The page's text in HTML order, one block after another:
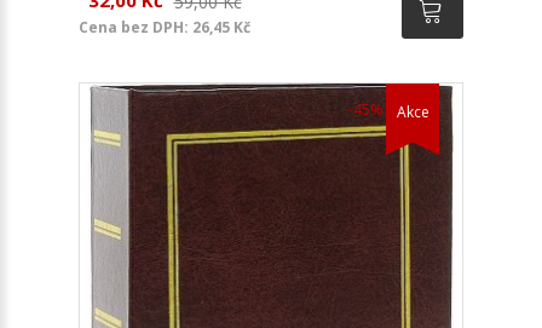
Cena bez DPH: 26,45 Kč
Akce
-45%